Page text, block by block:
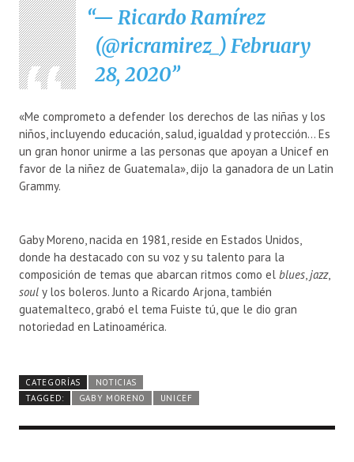
— Ricardo Ramírez
(@ricramirez_)February
28, 2020
«Me comprometo a defender los derechos de las niñas y los
niños, incluyendo educación, salud, igualdad y protección… Es
un gran honor unirme a las personas que apoyan a Unicef en
favor de la niñez de Guatemala», dijo la ganadora de un Latin
Grammy.
Gaby Moreno, nacida en 1981, reside en Estados Unidos,
donde ha destacado con su voz y su talento para la
composición de temas que abarcan ritmos como el blues,jazz,
soul y los boleros. Junto a Ricardo Arjona, también
guatemalteco, grabó el tema Fuiste tú, que le dio gran
notoriedad en Latinoamérica.
CATEGORÍAS
NOTICIAS
TAGGED:
GABY MORENO UNICEF